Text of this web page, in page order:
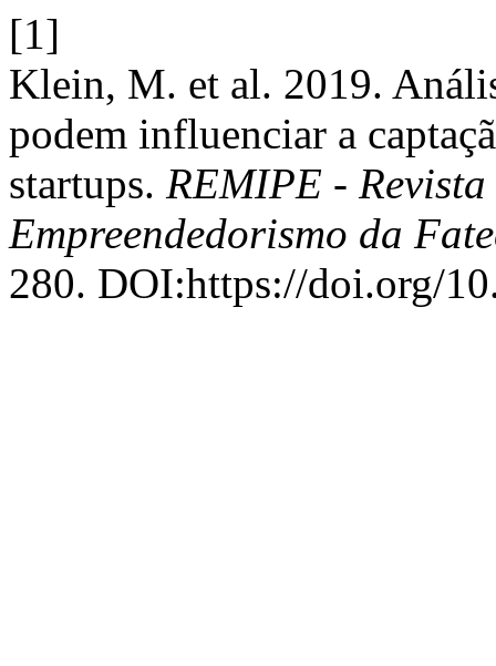
[1]
Klein, M. et al. 2019.
podem influenciar a
startups. REMIPE - Revista
Empreendedorismo da
280. DOI:https://doi.org/